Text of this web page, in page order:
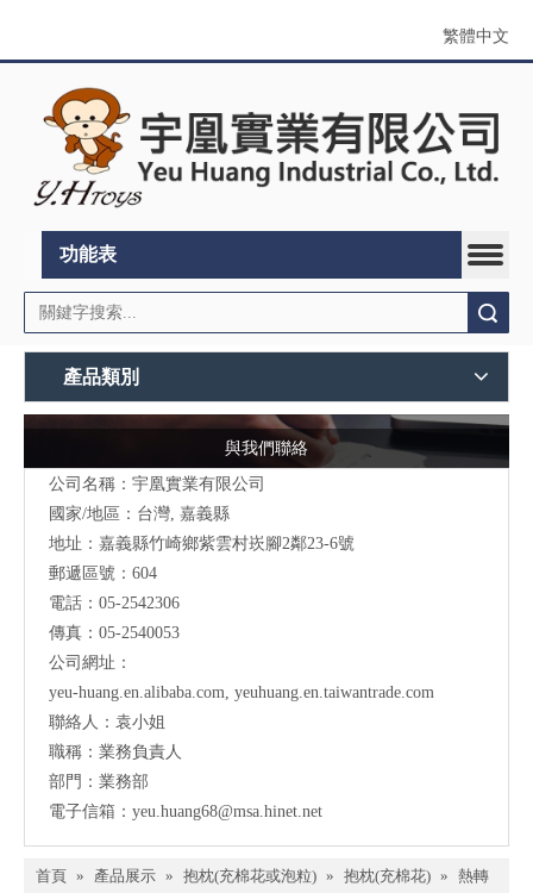
繁體中文
功能表
產品類別
與我們聯絡
公司名稱：宇凰實業有限公司
國家/地區：台灣, 嘉義縣
地址： 嘉義縣竹崎鄉紫雲村崁腳2鄰23-6號
郵遞區號：604
電話：05-2542306
傳真：05-2540053
公司網址：
yeu-huang.en.alibaba.com, yeuhuang.en.taiwantrade.com
聯絡人：袁小姐
職稱：業務負責人
部門：業務部
電子信箱： yeu.huang68@msa.hinet.net
首頁 » 產品展示 » 抱枕(充棉花或泡粒) » 抱枕(充棉花) » 熱轉